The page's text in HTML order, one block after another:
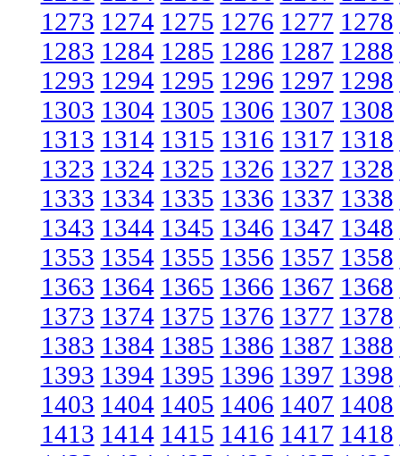
1273 1274 1275 1276 1277 1278
1283 1284 1285 1286 1287 1288
1293 1294 1295 1296 1297 1298
1303 1304 1305 1306 1307 1308
1313 1314 1315 1316 1317 1318
1323 1324 1325 1326 1327 1328
1333 1334 1335 1336 1337 1338
1343 1344 1345 1346 1347 1348
1353 1354 1355 1356 1357 1358
1363 1364 1365 1366 1367 1368
1373 1374 1375 1376 1377 1378
1383 1384 1385 1386 1387 1388
1393 1394 1395 1396 1397 1398
1403 1404 1405 1406 1407 1408
1413 1414 1415 1416 1417 1418